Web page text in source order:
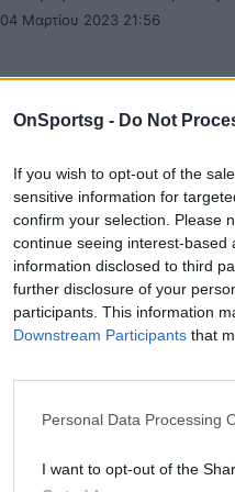
OnSportsg - Do Not
If you wish to opt-out of the
sensitive information for
confirm your selection. Please
continue seeing interest-
information disclosed to third
further disclosure of your
participants. This information
Downstream Participants that
Personal Data Processing
I want to opt-out of the
04 Μαρτίου 2023 21:56
Μάντσεστερ Σίτι,
Premier League: Η
μείωσε ξανά τη διαφορά
25 Φεβρουαρίου 2023 21:37
Premier League:
Premier League: Η